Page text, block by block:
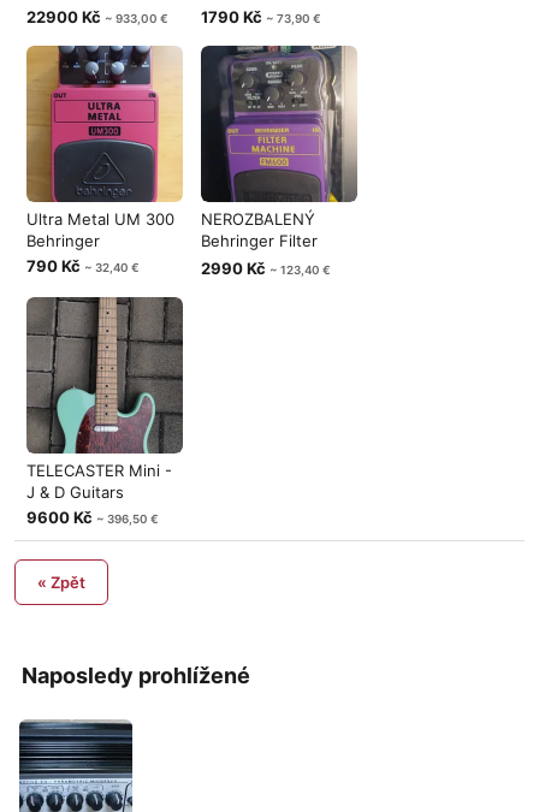
Naposledy prohlížené
5B
22900 Kč ~ 933,00 €
Double effe
1790 Kč ~ 73,90 €
Ultra Metal UM 300
Behringer
790 Kč ~ 32,40 €
NEROZBALENÝ
Behringer Filter
Machine FM600 -
2990 Kč ~ 123,40 €
TELECASTER Mini -
J & D Guitars
9600 Kč ~ 396,50 €
« Zpět